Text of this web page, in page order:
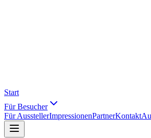
Start
Für Besucher
Für AusstellerImpressionenPartnerKontakt